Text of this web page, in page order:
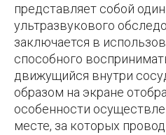
представляет собой
ультразвукового
заключается в
способного
движущийся внутри
образом на экране
особенности
месте, за которых